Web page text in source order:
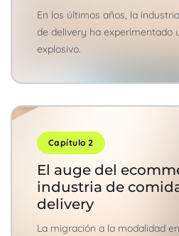
En los últimos años, la
de delivery ha experimentado
explosivo.
Capítulo 2
El auge del
industria de
delivery
La migración a la modalidad